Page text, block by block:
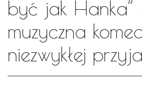
być jak Hanka”
muzyczna
niezwykłej